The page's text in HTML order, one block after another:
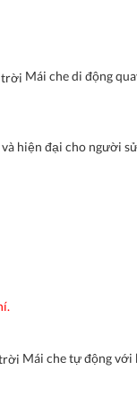
Mái che di động
hiện đại cho người
Mái che tự động với